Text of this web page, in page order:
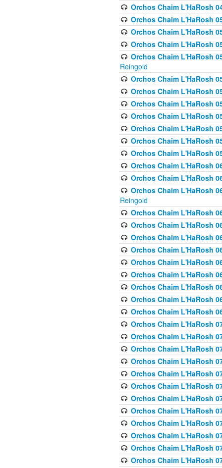
Orchos Chaim L'HaRosh
Orchos Chaim L'HaRosh
Orchos Chaim L'HaRosh
Orchos Chaim L'HaRosh
Orchos Chaim L'HaRosh
Reingold
Orchos Chaim L'HaRosh
Orchos Chaim L'HaRosh
Orchos Chaim L'HaRosh
Orchos Chaim L'HaRosh
Orchos Chaim L'HaRosh
Orchos Chaim L'HaRosh
Orchos Chaim L'HaRosh
Orchos Chaim L'HaRosh
Orchos Chaim L'HaRosh
Orchos Chaim L'HaRosh
Reingold
Orchos Chaim L'HaRosh
Orchos Chaim L'HaRosh
Orchos Chaim L'HaRosh
Orchos Chaim L'HaRosh
Orchos Chaim L'HaRosh
Orchos Chaim L'HaRosh
Orchos Chaim L'HaRosh
Orchos Chaim L'HaRosh
Orchos Chaim L'HaRosh
Orchos Chaim L'HaRosh
Orchos Chaim L'HaRosh
Orchos Chaim L'HaRosh
Orchos Chaim L'HaRosh
Orchos Chaim L'HaRosh
Orchos Chaim L'HaRosh
Orchos Chaim L'HaRosh
Orchos Chaim L'HaRosh
Orchos Chaim L'HaRosh
Orchos Chaim L'HaRosh
Orchos Chaim L'HaRosh
Orchos Chaim L'HaRosh